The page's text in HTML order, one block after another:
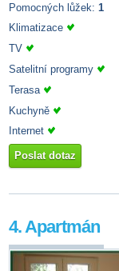
Pomocných lůžek: 1
Klimatizace
TV
Satelitní programy
Terasa
Kuchyně
Internet
Poslat dotaz
4. Apartmán